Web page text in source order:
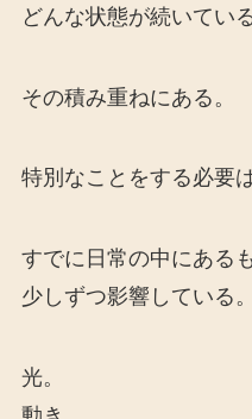
どんな状態が続いてい
その積み重ねにある。
特別なことをする必要
すでに日常の中にある
少しずつ影響している。
光。